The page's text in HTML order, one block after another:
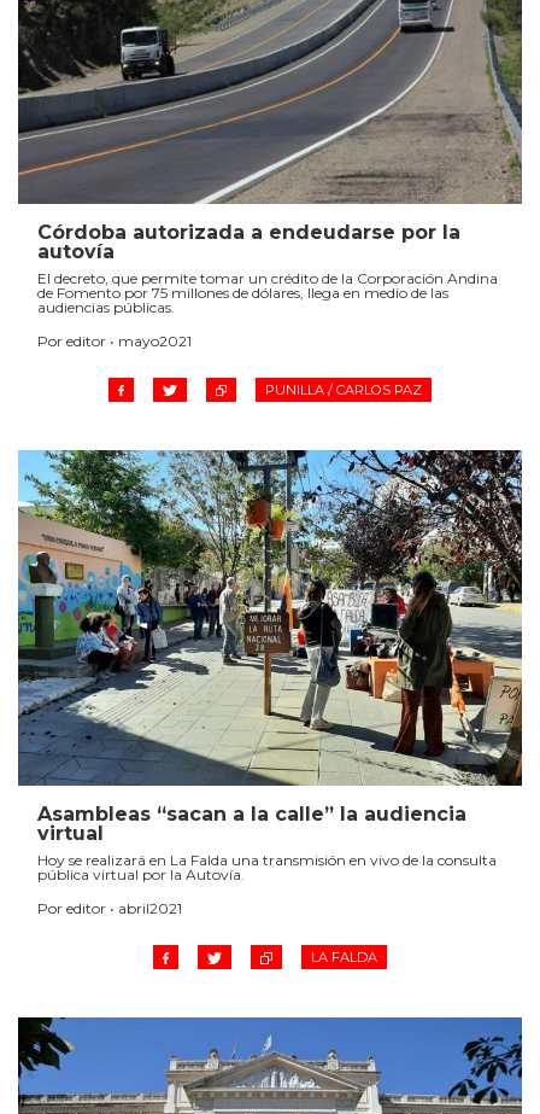
Córdoba autorizada a endeudarse por la
autovía
El decreto, que permite tomar un crédito de la Corporación Andina
de Fomento por 75 millones de dólares, llega en medio de las
audiencias públicas.
Por editor • mayo2021
PUNILLA / CARLOS PAZ
Asambleas “sacan a la calle” la audiencia
virtual
Hoy se realizará en La Falda una transmisión en vivo de la consulta
pública virtual por la Autovía.
Por editor • abril2021
LA FALDA